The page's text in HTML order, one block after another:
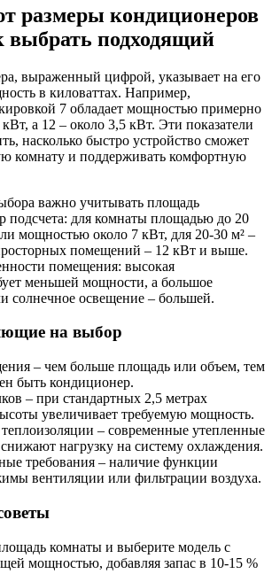
размеры кондиционеров
выбрать подходящий
выраженный цифрой, указывает на его
в киловаттах. Например,
7 обладает мощностью примерно
а 12 – около 3,5 кВт. Эти показатели
насколько быстро устройство сможет
комнату и поддерживать комфортную
важно учитывать площадь
для комнаты площадью до 20
мощностью около 7 кВт, для 20-30 м² –
помещений – 12 кВт и выше.
помещения: высокая
меньшей мощности, а большое
солнечное освещение – большей.
на выбор
– чем больше площадь или объем, тем
быть кондиционер.
– при стандартных 2,5 метрах
увеличивает требуемую мощность.
– современные утепленные
нагрузку на систему охлаждения.
требования – наличие функции
вентиляции или фильтрации воздуха.
комнаты и выберите модель с
мощностью, добавляя запас в 10-15 %